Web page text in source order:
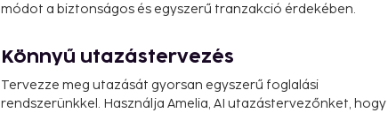
módot a biztonságos és egyszerű tranzakció érdekében.
Könnyű utazástervezés
Tervezze meg utazását gyorsan egyszerű foglalási
rendszerünkkel. Használja Amelia, AI utazástervezőnket, hogy